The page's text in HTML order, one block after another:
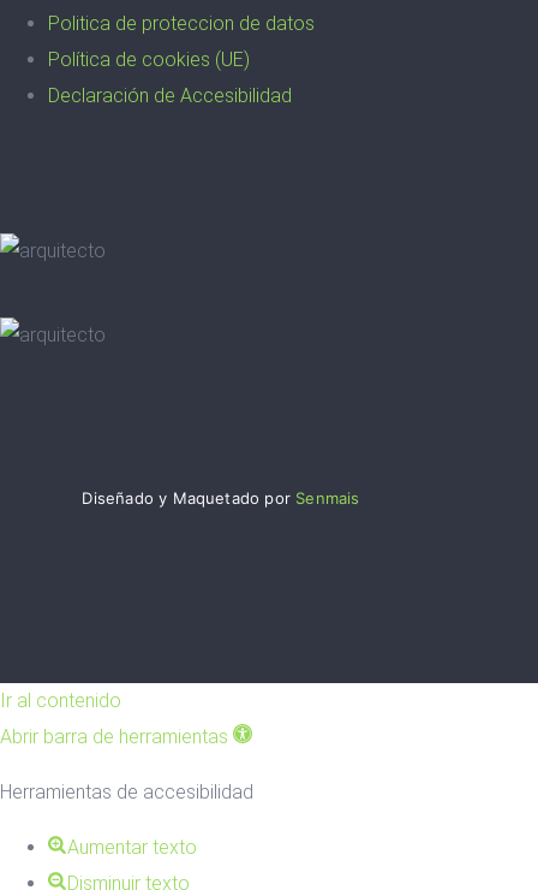
Politica de proteccion de datos
Política de cookies (UE)
Declaración de Accesibilidad
Diseñado y Maquetado por Senmais
Ir al contenido
Abrir barra de herramientas
Herramientas de accesibilidad
Aumentar texto
Disminuir texto